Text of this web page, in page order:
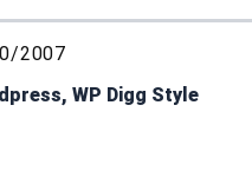
2007
WP Digg Style